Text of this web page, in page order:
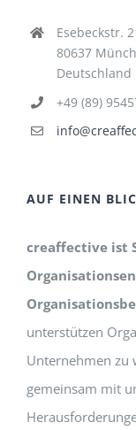
Esebeckstr.
80637
Deutschland
+49 (89)
AUF EINEN
creaffective ist
unterstützen
Unternehmen zu
gemeinsam mit